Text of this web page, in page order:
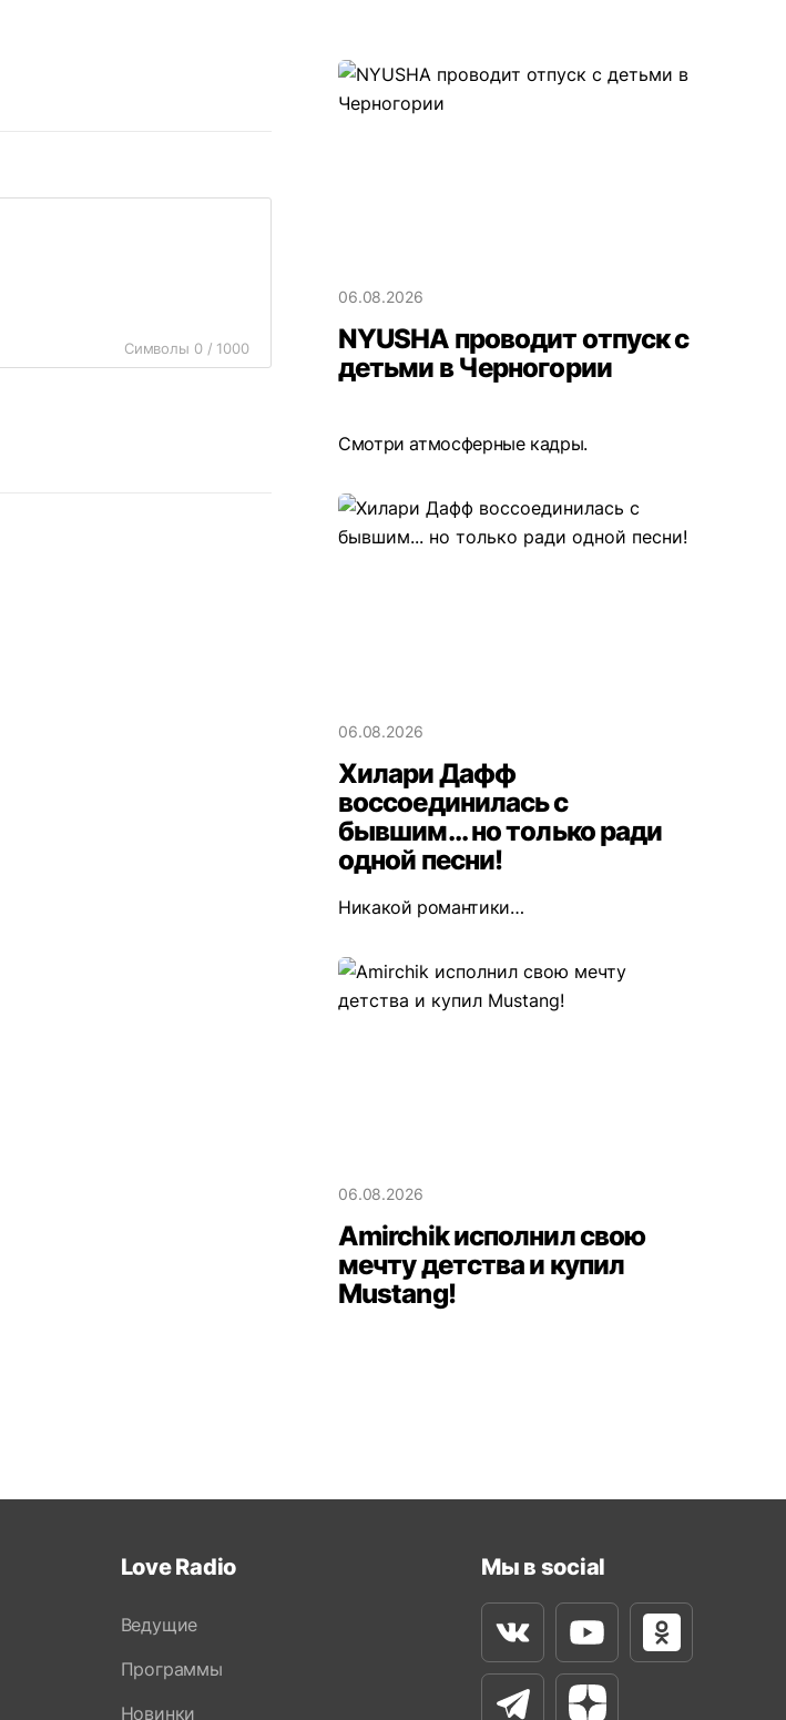
Символы 0 / 1000
06.08.2026
NYUSHA проводит отпуск с
детьми в Черногории
Смотри атмосферные кадры.
06.08.2026
Хилари Дафф
воссоединилась с
бывшим... но только ради
одной песни!
Никакой романтики…
06.08.2026
Amirchik исполнил свою
мечту детства и купил
Mustang!
Love Radio
Ведущие
Программы
Новинки
Мы в social
ВконтактеYoutube